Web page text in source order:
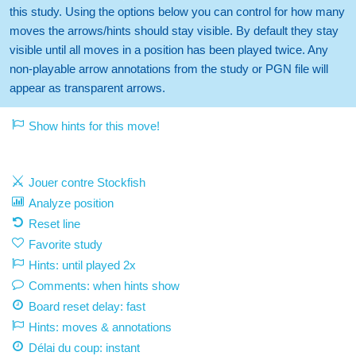
this study. Using the options below you can control for how many
moves the arrows/hints should stay visible. By default they stay
visible until all moves in a position has been played twice. Any
non-playable arrow annotations from the study or PGN file will
appear as transparent arrows.
Show hints for this move!
Jouer contre Stockfish
Analyze position
Reset line
Favorite study
Hints: until played 2x
Comments: when hints show
Board reset delay: fast
Hints: moves & annotations
Délai du coup: instant